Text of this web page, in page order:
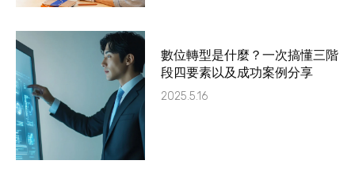
數位轉型是什麼？一次搞懂三階
段四要素以及成功案例分享
2025.5.16